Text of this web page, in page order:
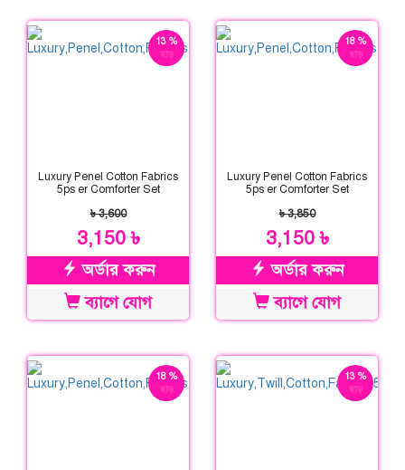
13 %
ছাড়
Luxury Penel Cotton Fabrics
5ps er Comforter Set
৳ 3,600
3,150 ৳
অর্ডার করুন
ব্যাগে যোগ
18 %
ছাড়
Luxury Penel Cotton Fabrics
5ps er Comforter Set
৳ 3,850
3,150 ৳
অর্ডার করুন
ব্যাগে যোগ
18 %
ছাড়
13 %
ছাড়